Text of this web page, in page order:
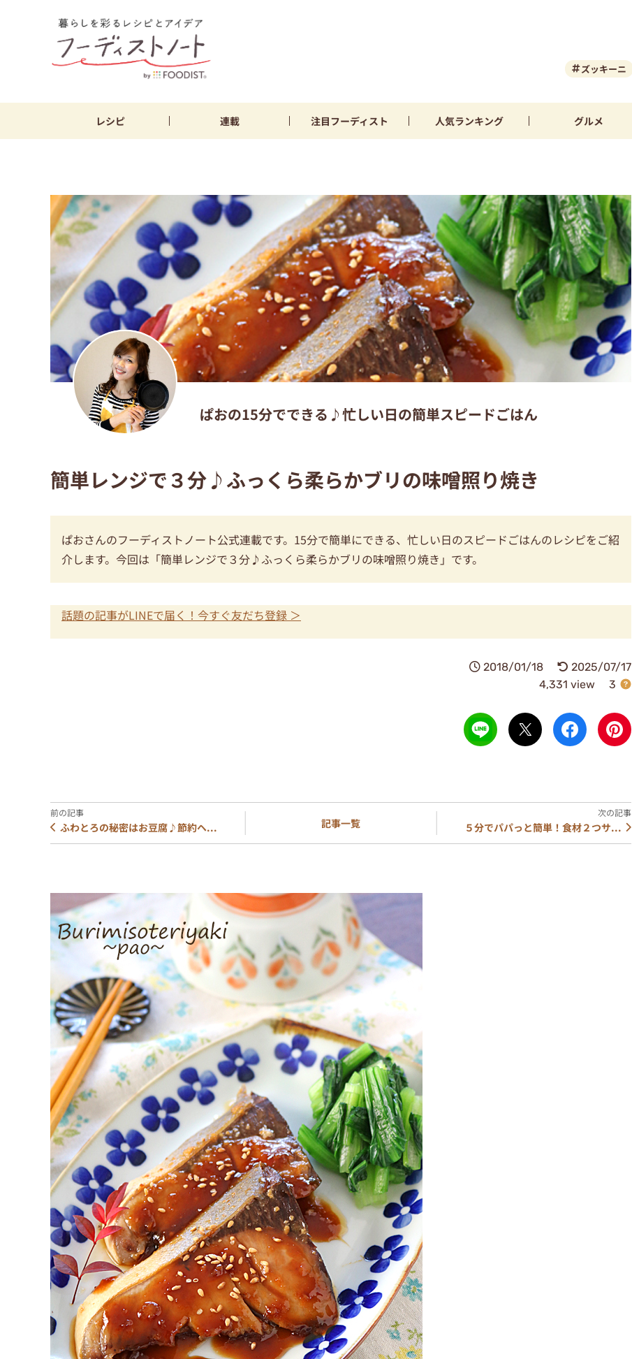
ズッキーニ
レシピ 連載 注目フーディスト 人気ランキング グルメ
ぱおの15分でできる♪忙しい日の簡単スピードごはん
簡単レンジで３分♪ふっくら柔らかブリの味噌照り焼き
ぱおさんのフーディストノート公式連載です。15分で簡単にできる、忙しい日のスピードごはんのレシピをご紹
介します。今回は「簡単レンジで３分♪ふっくら柔らかブリの味噌照り焼き」です。
話題の記事がLINEで届く！今すぐ友だち登録 ＞
2018/01/18
2025/07/17
4,331 view
3
ふわとろの秘密はお豆腐♪節約ヘ... 記事一覧 ５分でパパっと簡単！食材２つサ...